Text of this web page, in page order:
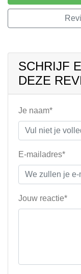
SCHRIJF
DEZE
Je naam*
E-mailadres*
Jouw reactie*